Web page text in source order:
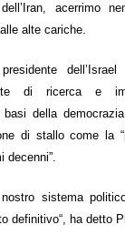
acerrimo
alte cariche.
di ricerca e
basi della
di stallo come la
decenni”.
sistema
definitivo“, ha detto